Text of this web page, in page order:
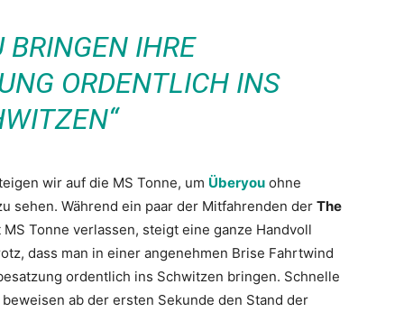
BRINGEN IHRE
ORDENTLICH INS
wir auf die MS Tonne, um Überyou ohne
sehen. Während ein paar der Mitfahrenden der The
Tonne verlassen, steigt eine ganze Handvoll
dass man in einer angenehmen Brise Fahrtwind
ordentlich ins Schwitzen bringen. Schnelle
ab der ersten Sekunde den Stand der